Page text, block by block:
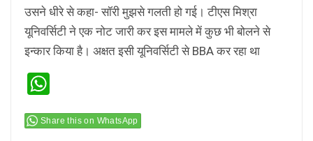
उसने धीरे से कहा- सॉरी मुझसे गलती हो गई। टीएस मिश्रा
यूनिवर्सिटी ने एक नोट जारी कर इस मामले में कुछ भी बोलने से
इन्कार किया है। अक्षत इसी यूनिवर्सिटी से BBA कर रहा था
Share this on WhatsApp